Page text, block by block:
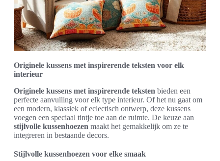
Originele kussens met inspirerende teksten voor elk
interieur
Originele kussens met inspirerende teksten bieden een
perfecte aanvulling voor elk type interieur. Of het nu gaat om
een modern, klassiek of eclectisch ontwerp, deze kussens
voegen een speciaal tintje toe aan de ruimte. De keuze aan
stijlvolle kussenhoezen maakt het gemakkelijk om ze te
integreren in bestaande decors.
Stijlvolle kussenhoezen voor elke smaak